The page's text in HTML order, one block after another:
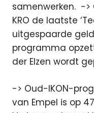
samenwerken. -
KRO de laatste
uitgespaarde
programma
der Elzen wordt
-> Oud-IKON-
van Empel is op